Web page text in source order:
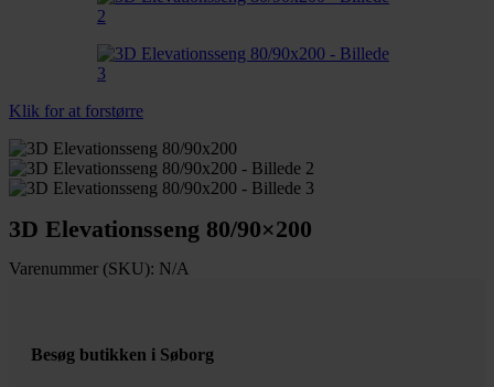
Klik for at forstørre
3D Elevationsseng 80/90×200
Varenummer (SKU): N/A
Besøg butikken i Søborg